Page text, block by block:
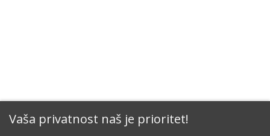
Vaša privatnost naš je prioritet!